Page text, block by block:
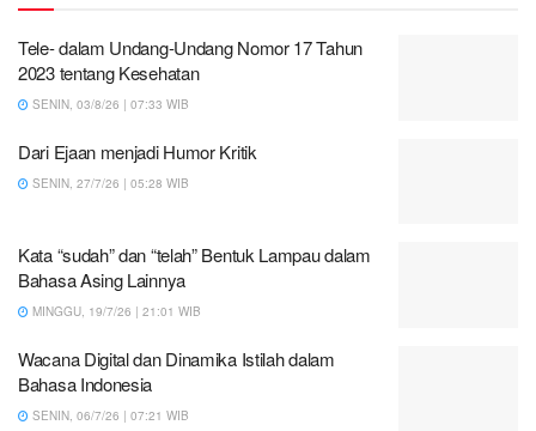
Tele- dalam Undang-Undang Nomor 17 Tahun
2023 tentang Kesehatan
SENIN, 03/8/26 | 07:33 WIB
Dari Ejaan menjadi Humor Kritik
SENIN, 27/7/26 | 05:28 WIB
Kata “sudah” dan “telah” Bentuk Lampau dalam
Bahasa Asing Lainnya
MINGGU, 19/7/26 | 21:01 WIB
Wacana Digital dan Dinamika Istilah dalam
Bahasa Indonesia
SENIN, 06/7/26 | 07:21 WIB